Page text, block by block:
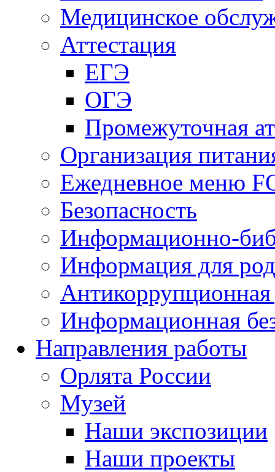
Медицинское
Аттестация
ЕГЭ
ОГЭ
Промежуточная
Организация
Ежедневное меню
Безопасность
Информационно-
Информация для
Антикоррупционная
Информационная
Направления работы
Орлята России
Музей
Наши экспозиции
Наши проекты